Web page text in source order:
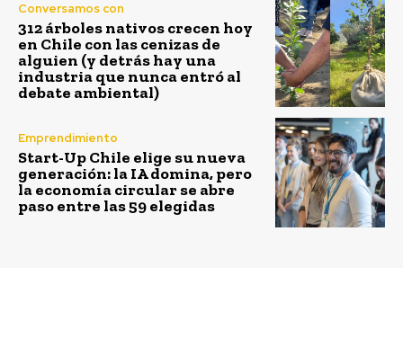
Conversamos con
312 árboles nativos crecen hoy
en Chile con las cenizas de
alguien (y detrás hay una
industria que nunca entró al
debate ambiental)
Emprendimiento
Start-Up Chile elige su nueva
generación: la IA domina, pero
la economía circular se abre
paso entre las 59 elegidas